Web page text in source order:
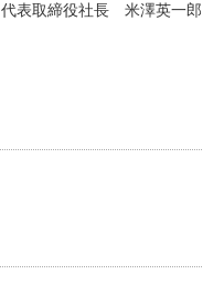
代表取締役社長 米澤英一郎